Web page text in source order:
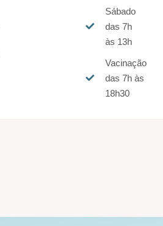
Sábado
das 7h
às 13h
Vacinação
das 7h às
18h30